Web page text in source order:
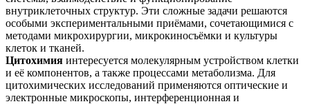
внутриклеточных структур. Эти сложные задачи решаются
особыми экспериментальными приёмами, сочетающимися с
методами микрохирургии, микрокиносъёмки и культуры
клеток и тканей.
Цитохимия интересуется молекулярным устройством клетки
и её компонентов, а также процессами метаболизма. Для
цитохимических исследований применяются оптические и
электронные микроскопы, интерференционная и